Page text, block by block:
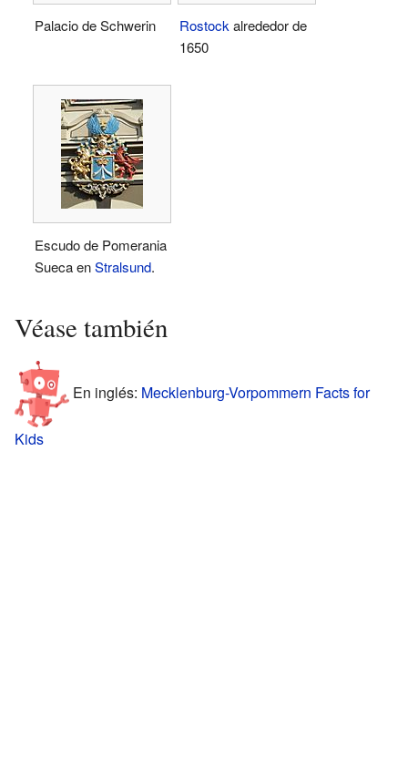
Palacio de Schwerin Rostock alrededor de
1650
Escudo de Pomerania
Sueca enStralsund.
Véase también
En inglés: Mecklenburg-Vorpommern Facts for
Kids